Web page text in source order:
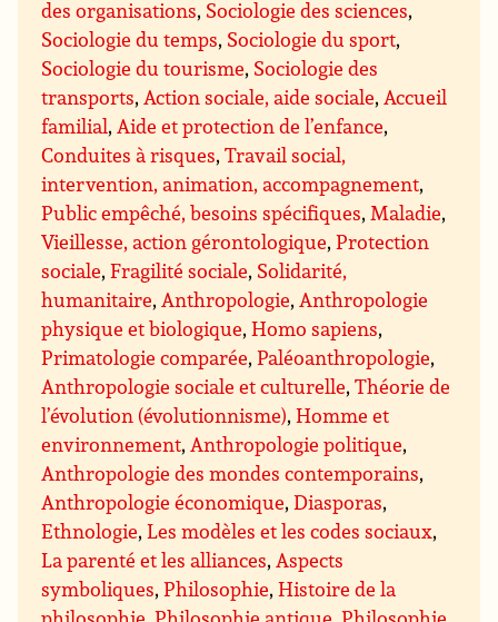
des organisations, Sociologie des sciences,
Sociologie du temps, Sociologie du sport,
Sociologie du tourisme, Sociologie des
transports, Action sociale, aide sociale, Accueil
familial, Aide et protection de l’enfance,
Conduites à risques,Travail social,
intervention, animation, accompagnement,
Public empêché, besoins spécifiques, Maladie,
Vieillesse, action gérontologique,Protection
sociale,Fragilité sociale, Solidarité,
humanitaire, Anthropologie, Anthropologie
physique et biologique,Homo sapiens,
Primatologie comparée,Paléoanthropologie,
Anthropologie sociale et culturelle,Théorie de
l’évolution (évolutionnisme),Homme et
environnement, Anthropologie politique,
Anthropologie des mondes contemporains,
Anthropologie économique,Diasporas,
Ethnologie,Les modèles et les codes sociaux,
La parenté et les alliances, Aspects
symboliques,Philosophie,Histoire de la